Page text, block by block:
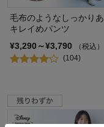
毛布のようなしっかり
キレイめパンツ
¥3,290～¥3,790
（税込）
(104)